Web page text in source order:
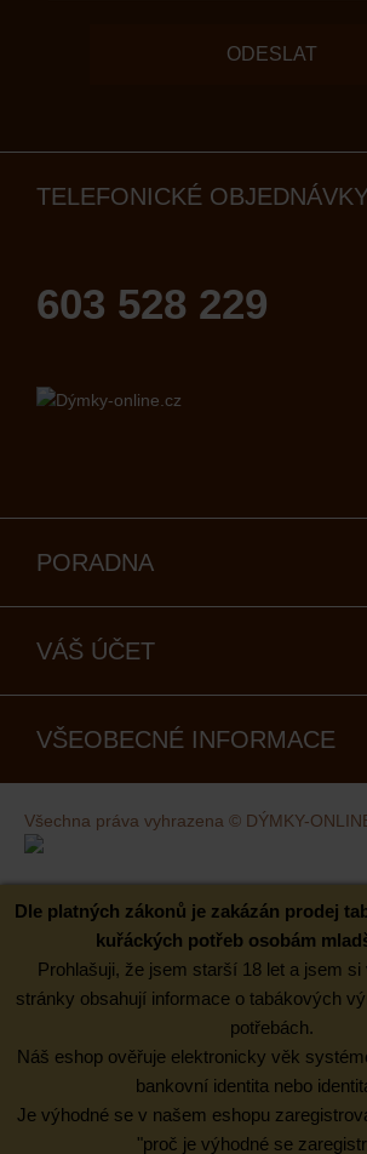
ODESLAT
TELEFONICKÉ
603 528 229
PORADNA
VÁŠ ÚČET
VŠEOBECNÉ INFORMACE
Všechna práva vyhrazena © DÝMKY-
Dle platných zákonů je zakázán prodej
kuřáckých potřeb osobám
Prohlašuji, že jsem starší 18 let a jsem
stránky obsahují informace o tabákových
potřebách.
Náš eshop ověřuje elektronicky věk
bankovní identita nebo
Je výhodné se v našem eshopu
"proč je výhodné se